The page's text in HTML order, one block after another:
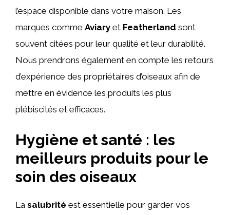
l’espace disponible dans votre maison. Les
marques comme Aviary et Featherland sont
souvent citées pour leur qualité et leur durabilité.
Nous prendrons également en compte les retours
d’expérience des propriétaires d’oiseaux afin de
mettre en évidence les produits les plus
plébiscités et efficaces.
Hygiène et santé : les
meilleurs produits pour le
soin des oiseaux
La salubrité est essentielle pour garder vos